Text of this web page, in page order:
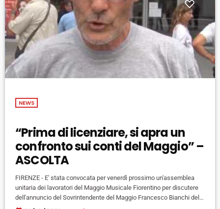
NEWS
“Prima di licenziare, si apra un
confronto sui conti del Maggio” –
ASCOLTA
FIRENZE - E' stata convocata per venerdì prossimo un'assemblea
unitaria dei lavoratori del Maggio Musicale Fiorentino per discutere
dell'annuncio del Sovrintendente del Maggio Francesco Bianchi della
messa in mobilità di 25-30 lavoratori, da ricollocare in Ales, società